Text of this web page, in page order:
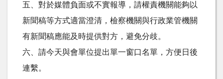
五、對於媒體負面或不實報導，請權責機關能夠以
新聞稿等方式適當澄清，檢察機關與行政業管機關
有新聞稿應能及時提供對方，避免分歧。
六、請今天與會單位提出單一窗口名單，方便日後
連繫。